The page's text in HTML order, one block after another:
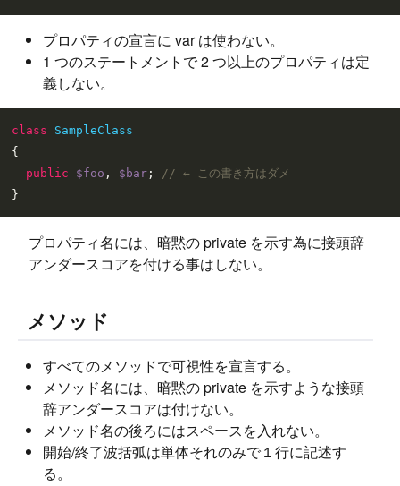
プロパティの宣言に var は使わない。
1 つのステートメントで 2 つ以上のプロパティは定
義しない。
class
SampleClass
{
public
$foo , $bar ;
// ← この書き方はダメ
プロパティ名には、暗黙の private を示す為に接頭辞
アンダースコアを付ける事はしない。
メソッド
すべてのメソッドで可視性を宣言する。
メソッド名には、暗黙の private を示すような接頭
辞アンダースコアは付けない。
メソッド名の後ろにはスペースを入れない。
開始/終了波括弧は単体それのみで１行に記述す
る。